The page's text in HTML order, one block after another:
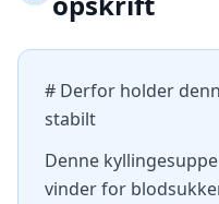
# Derfor holder
stabilt
Denne
vinder for